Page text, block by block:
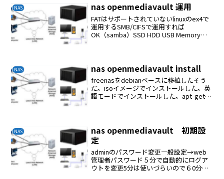
NAS nas openmediavault 運用
FATはサポートされていないlinuxのex4で
運用するSMB/CIFSで運用すれば
OK（samba）SSD HDD USB Memoryを
NAS nas openmediavault install
freenasをdebianベースに移植したそう
だ。isoイメージでインストールした。英
語モードでインストールした。apt-get
NAS
nas openmediavault 初期設
定
adminのパスワード変更一般設定→web
管理者パスワード５分で自動的にログア
ウトを変更5分は使いづらいので６0分に